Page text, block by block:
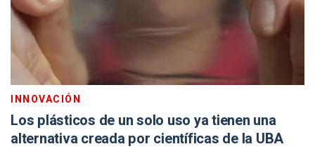
INNOVACIÓN
Los plásticos de un solo uso ya tienen una
alternativa creada por científicas de la UBA